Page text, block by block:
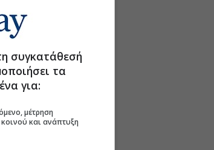
συγκατάθεσή
τα
για:
μέτρηση
και ανάπτυξη